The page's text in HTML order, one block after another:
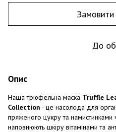
До
Опис
Наша трюфельна маска Truffle
Collection - це насолода для
пряженого цукру та намистинками
наповнюють шкіру вітамінами та